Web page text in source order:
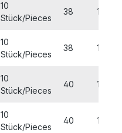
10
Stück/Pieces
38 16
10
Stück/Pieces
38 16
10
Stück/Pieces
40 18
10
Stück/Pieces
40 18